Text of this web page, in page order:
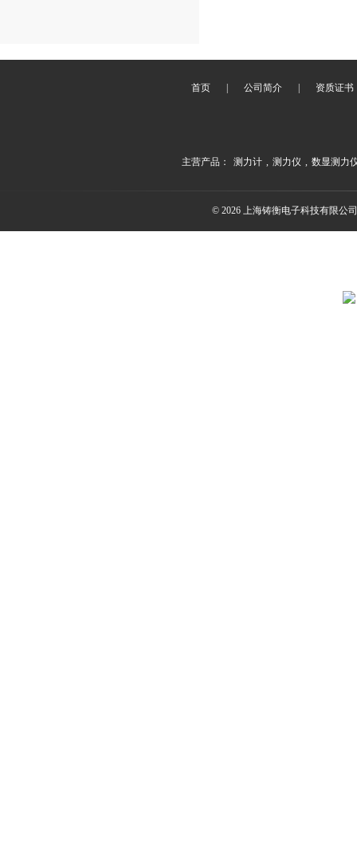
首页 公司简介 资质证书
主营产品： 测力计 , 测力仪 , 数显测力
© 2026 上海铸衡电子科技有限公